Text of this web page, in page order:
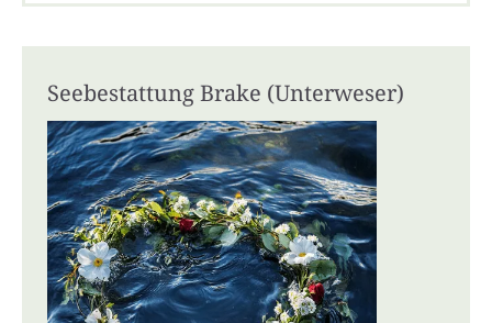
Seebestattung Brake (Unterweser)